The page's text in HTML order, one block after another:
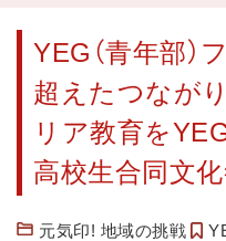
YEG（青年部
超えたつなが
リア教育を
高校生合同文
元気印! 地域の挑戦